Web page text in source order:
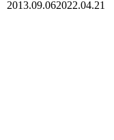
2013.09.062022.04.21